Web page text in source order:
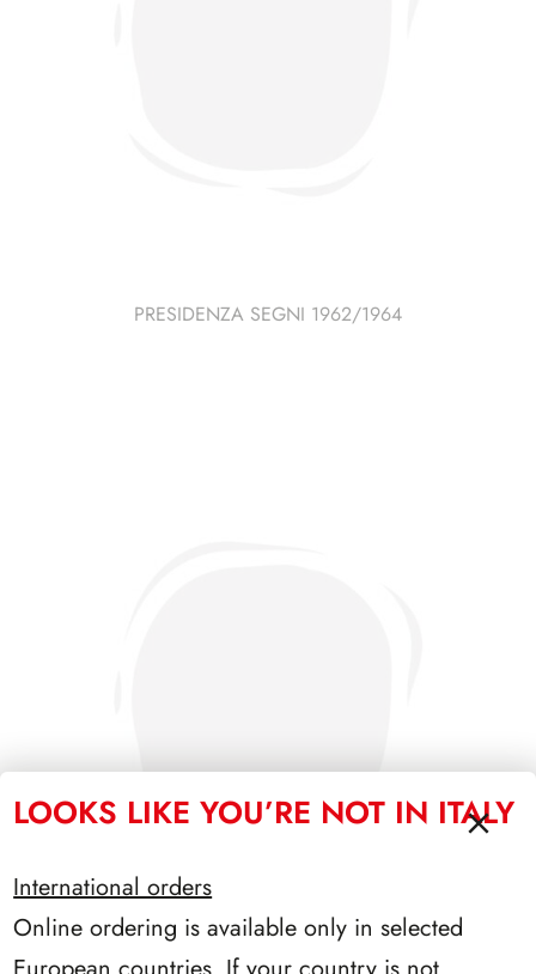
PRESIDENZA SEGNI 1962/1964
LOOKS LIKE YOU’RE NOT IN ITALY
International orders
Online ordering is available only in selected